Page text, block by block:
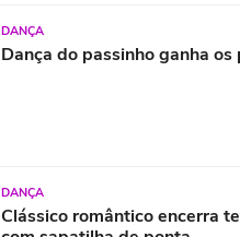
DANÇA
Dança do passinho ganha os
DANÇA
Clássico romântico encerra